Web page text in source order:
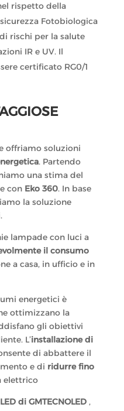
rispetto della
Fotobiologica
rischi per la salute
IR e UV. Il
certificato RG0/1
offriamo soluzioni
. Partendo
una stima del
con Eko 360. In base
la soluzione
lampade con luci a
il consumo
a casa, in ufficio e in
energetici è
ottimizzano la
gli obiettivi
L’installazione di
di abbattere il
e di ridurre fino
elettrico
di GMTECNOLED ,